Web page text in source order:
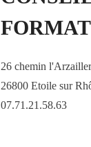
26 chemin
26800 Etoile sur
07.71.21.58.63